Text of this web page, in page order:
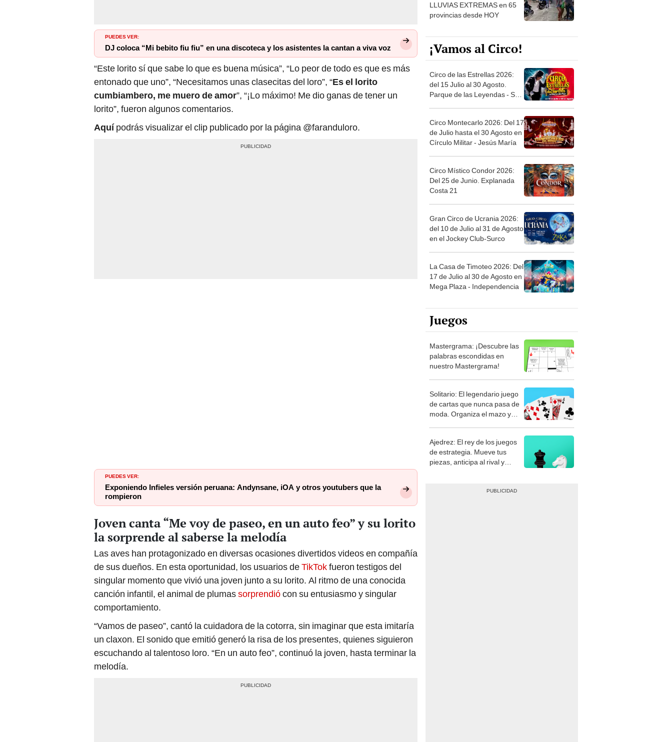
PUEDES VER:
DJ coloca “Mi bebito fiu fiu” en una discoteca y los asistentes la cantan a viva voz
“Este lorito sí que sabe lo que es buena música”, “Lo peor de todo es que es más
entonado que uno”, “Necesitamos unas clasecitas del loro”, “Es el lorito
cumbiambero, me muero de amor”, “¡Lo máximo! Me dio ganas de tener un
lorito”, fueron algunos comentarios.
Aquípodrás visualizar el clip publicado por la página @faranduloro.
PUEDES VER:
Exponiendo Infieles versión peruana: Andynsane, iOA y otros youtubers que la
rompieron
Joven canta “Me voy de paseo, en un auto feo” y su lorito
la sorprende al saberse la melodía
Las aves han protagonizado en diversas ocasiones divertidos videos en compañía
de sus dueños. En esta oportunidad, los usuarios deTikTokfueron testigos del
singular momento que vivió una joven junto a su lorito. Al ritmo de una conocida
canción infantil, el animal de plumassorprendiócon su entusiasmo y singular
comportamiento.
“Vamos de paseo”, cantó la cuidadora de la cotorra, sin imaginar que esta imitaría
un claxon. El sonido que emitió generó la risa de los presentes, quienes siguieron
escuchando al talentoso loro. “En un auto feo”, continuó la joven, hasta terminar la
melodía.
LLUVIAS EXTREMAS en 65
provincias desde HOY
¡Vamos al Circo!
Circo de las Estrellas 2026:
del 15 Julio al 30 Agosto.
Parque de las Leyendas - San
Circo Montecarlo 2026: Del 17
de Julio hasta el 30 Agosto en
Círculo Militar - Jesús María
Circo Místico Condor 2026:
Del 25 de Junio. Explanada
Costa 21
Gran Circo de Ucrania 2026:
del 10 de Julio al 31 de Agosto
en el Jockey Club-Surco
La Casa de Timoteo 2026: Del
17 de Julio al 30 de Agosto en
Mega Plaza - Independencia
Juegos
Mastergrama: ¡Descubre las
palabras escondidas en
nuestro Mastergrama!
Solitario: El legendario juego
de cartas que nunca pasa de
moda. Organiza el mazo y
Ajedrez: El rey de los juegos
de estrategia. Mueve tus
piezas, anticipa al rival y